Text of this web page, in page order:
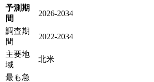
予測期
間
2026-2034
調査期
間
2022-2034
主要地
域
北米
最も急